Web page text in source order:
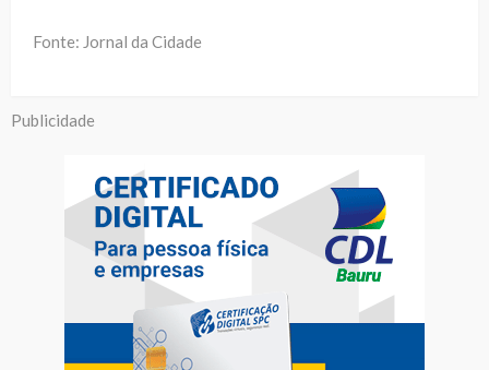
Fonte: Jornal da Cidade
Publicidade